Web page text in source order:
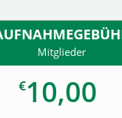
Mitglieder
€10,00